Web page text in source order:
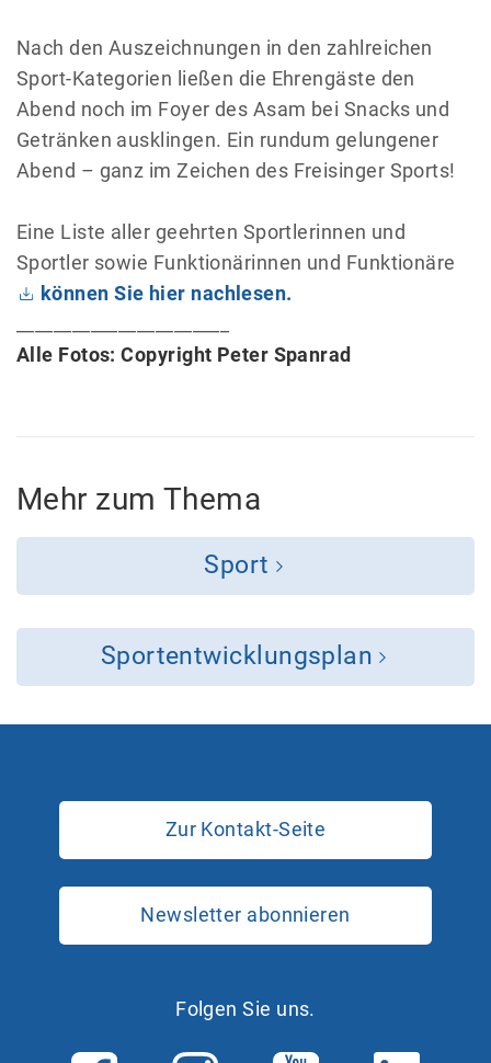
Nach den Auszeichnungen in den zahlreichen
Sport-Kategorien ließen die Ehrengäste den
Abend noch im Foyer des Asam bei Snacks und
Getränken ausklingen. Ein rundum gelungener
Abend – ganz im Zeichen des Freisinger Sports!
Eine Liste aller geehrten Sportlerinnen und
Sportler sowie Funktionärinnen und Funktionäre
können Sie hier nachlesen.
Alle Fotos: Copyright Peter Spanrad
Mehr zum Thema
Sport
Sportentwicklungsplan
Zur Kontakt-Seite
Newsletter abonnieren
Folgen Sie uns.